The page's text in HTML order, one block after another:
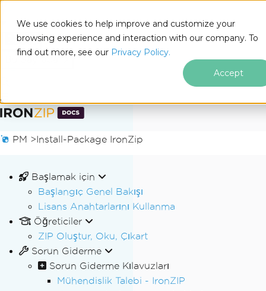
We use cookies to help improve and customize your
browsing experience and interaction with our company. To
find out more, see our Privacy Policy.
Accept
Altbilgi içeriğine atla
Docs
PM >Install-Package IronZip
Başlamak için
Başlangıç Genel Bakışı
Lisans Anahtarlarını Kullanma
Öğreticiler
ZIP Oluştur, Oku, Çıkart
Sorun Giderme
Sorun Giderme Kılavuzları
Mühendislik Talebi - IronZIP